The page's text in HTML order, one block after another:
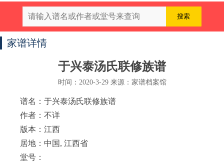
家谱详情
于兴泰汤氏联修族谱
时间：2020-3-29 来源：家谱档案馆
谱名：于兴泰汤氏联修族谱
作者：不详
版本：江西
居地：中国, 江西省
堂号：